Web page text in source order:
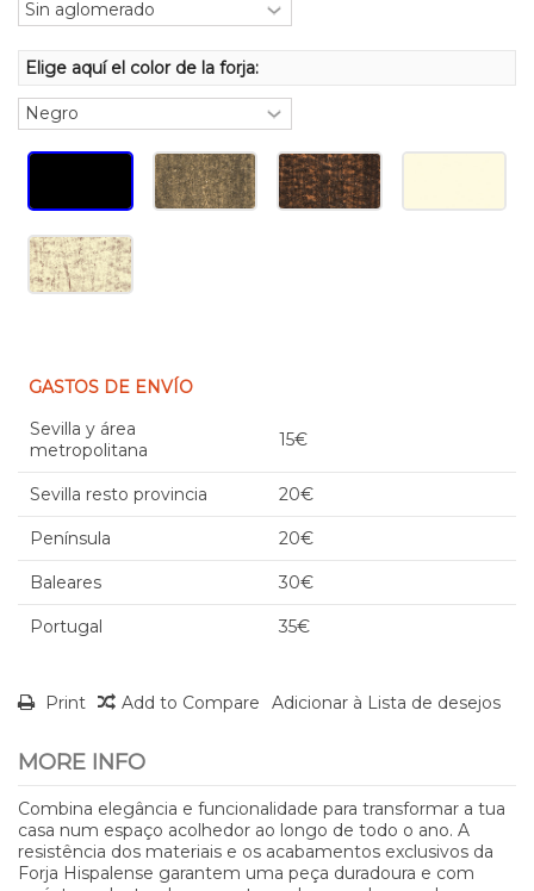
Elige aquí el color de la forja:
GASTOS DE ENVÍO
Sevilla y área
metropolitana
15€
Sevilla resto provincia 20€
Península 20€
Baleares 30€
Portugal 35€
Print Add to Compare Adicionar à Lista de desejos
MORE INFO
Combina elegância e funcionalidade para transformar a tua
casa num espaço acolhedor ao longo de todo o ano. A
resistência dos materiais e os acabamentos exclusivos da
Forja Hispalense garantem uma peça duradoura e com